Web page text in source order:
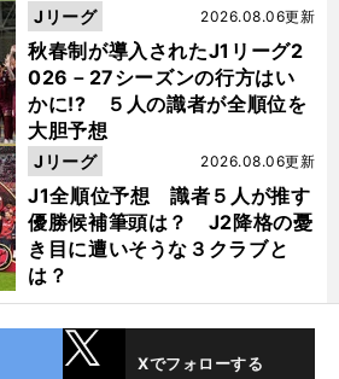
秋春制が導入されたJ1リーグ2
026－27シーズンの行方はい
かに!? ５人の識者が全順位を
大胆予想
2026.08.06更新
Jリーグ
J1全順位予想 識者５人が推す
優勝候補筆頭は？ J2降格の憂
き目に遭いそうな３クラブと
は？
2026.08.06更新
Jリーグ
Xでフォローする